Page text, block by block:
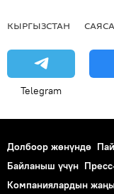
КЫРГЫЗСТАН
Telegram
Долбоор жөнүндө
Байланыш үчүн
Компаниялардын